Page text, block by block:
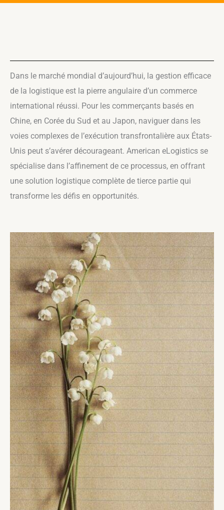
Dans le marché mondial d’aujourd’hui, la gestion efficace
de la logistique est la pierre angulaire d’un commerce
international réussi. Pour les commerçants basés en
Chine, en Corée du Sud et au Japon, naviguer dans les
voies complexes de l’exécution transfrontalière aux États-
Unis peut s’avérer décourageant. American eLogistics se
spécialise dans l’affinement de ce processus, en offrant
une solution logistique complète de tierce partie qui
transforme les défis en opportunités.